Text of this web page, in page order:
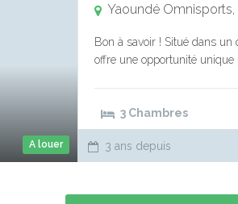
A louer
Yaoundé Omnisports,
Bon à savoir ! Situé dans
offre une opportunité
3 Chambres
3 ans depuis